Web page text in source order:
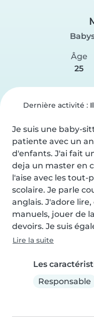
Âge
25
Dernière activité :
Je suis une baby-
patiente avec un
d'enfants. J'ai fait
deja un master en
l'aise avec les tout-
scolaire. Je parle
anglais. J'adore
manuels, jouer de
devoirs. Je suis
Lire la suite
Les
Responsable